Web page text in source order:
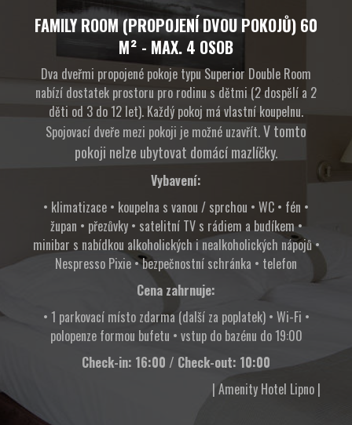
FAMILY ROOM (PROPOJENÍ DVOU POKOJŮ) 60
M² - MAX. 4 OSOB
Dva dveřmi propojené pokoje typu Superior Double Room
nabízí dostatek prostoru pro rodinu s dětmi (2 dospělí a 2
děti od 3 do 12 let). Každý pokoj má vlastní koupelnu.
Spojovací dveře mezi pokoji je možné uzavřít.V tomto
pokoji nelze ubytovat domácí mazlíčky.
Vybavení:
• klimatizace • koupelna s vanou / sprchou • WC • fén •
župan • přezůvky • satelitní TV s rádiem a budíkem •
minibar s nabídkou alkoholických i nealkoholických nápojů •
Nespresso Pixie • bezpečnostní schránka • telefon
Cena zahrnuje:
• 1 parkovací místo zdarma (další za poplatek) • Wi-Fi •
polopenze formou bufetu • vstup do bazénu do 19:00
Check-in: 16:00 / Check-out: 10:00
| Amenity Hotel Lipno |